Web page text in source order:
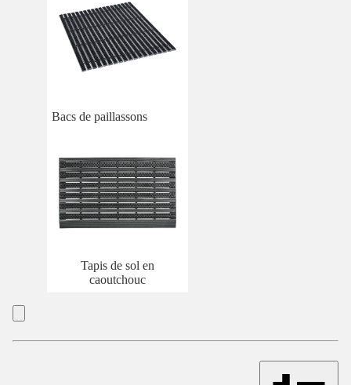
Bacs de paillassons
Tapis de sol en
caoutchouc